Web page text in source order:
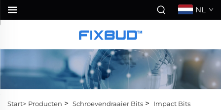
NL
Start> Producten > Schroevendraaier Bits > Impact Bits